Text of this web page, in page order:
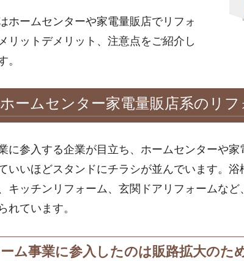
ホームセンターや家電量販店でリフォ
リットデメリット、注意点をご紹介し
。
ームセンター家電量販店系のリフ
に参入する企業が目立ち、ホームセンターや
いいほどスタンドにチラシが並んでいます。浴
キッチンリフォーム、玄関ドアリフォームなど
れています。
ム事業に参入したのは販路拡大のた